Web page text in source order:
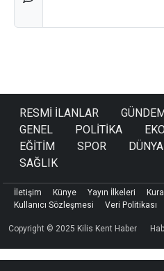
RESMİ İLANLAR
GENEL
POLİTİKA
EĞİTİM
SPOR DÜNYA
SAĞLIK
Copyright © 2025 Kilis Kent Haber
İletişim Künye Yayın İlkeleri
Kullanıcı Sözleşmesi
Veri Politikası